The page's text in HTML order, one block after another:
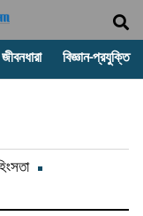
জীবনধারা বিজ্ঞান-প্রযুক্তি